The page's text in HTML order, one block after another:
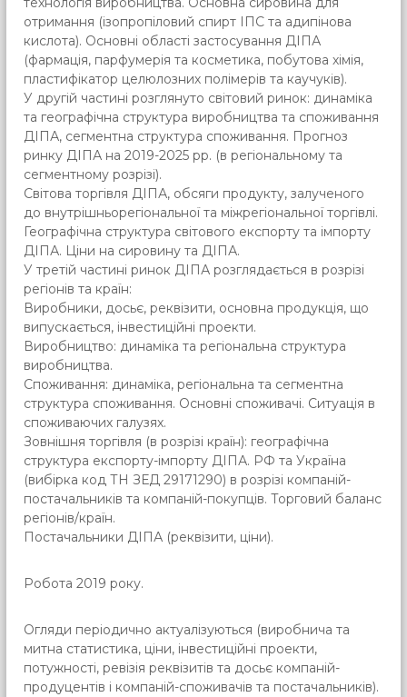
отримання (ізопропіловий спирт ІПС та адипінова
кислота). Основні області застосування ДІПА
(фармація, парфумерія та косметика, побутова хімія,
пластифікатор целюлозних полімерів та каучуків).
У другій частині розглянуто світовий ринок: динаміка
та географічна структура виробництва та споживання
ДІПА, сегментна структура споживання. Прогноз
ринку ДІПА на 2019-2025 рр. (в регіональному та
сегментному розрізі).
Світова торгівля ДІПА, обсяги продукту, залученого
до внутрішньорегіональної та міжрегіональної торгівлі.
Географічна структура світового експорту та імпорту
ДІПА. Ціни на сировину та ДІПА.
У третій частині ринок ДІПА розглядається в розрізі
регіонів та країн:
Виробники, досьє, реквізити, основна продукція, що
випускається, інвестиційні проекти.
Виробництво: динаміка та регіональна структура
виробництва.
Споживання: динаміка, регіональна та сегментна
структура споживання. Основні споживачі. Ситуація в
споживаючих галузях.
Зовнішня торгівля (в розрізі країн): географічна
структура експорту-імпорту ДІПА. РФ та Україна
(вибірка код ТН ЗЕД 29171290) в розрізі компаній-
постачальників та компаній-покупців. Торговий баланс
регіонів/країн.
Постачальники ДІПА (реквізити, ціни).
Робота 2019 року.
Огляди періодично актуалізуються (виробнича та
митна статистика, ціни, інвестиційні проекти,
потужності, ревізія реквізитів та досьє компаній-
продуцентів і компаній-споживачів та постачальників).